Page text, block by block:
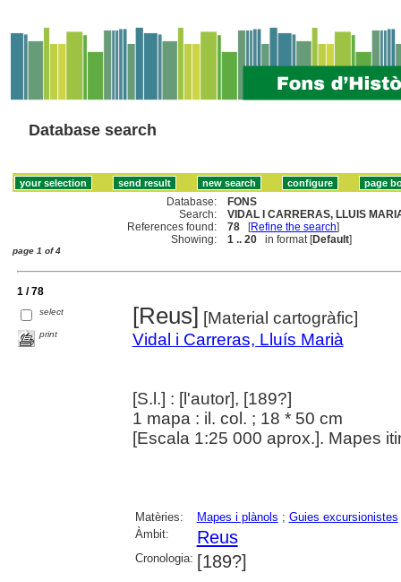
Database search
Database:
FONS
Search:
VIDAL I CARRERAS, LLUIS
References found:
78 [Refine the search]
Showing:
1 .. 20 in format [Default]
page 1 of 4
1 / 78
select
print
[Reus] [Material cartogràfic]
Vidal i Carreras, Lluís Marià
[S.l.] : [l'autor], [189?]
1 mapa : il. col. ; 18 * 50 cm
[Escala 1:25 000 aprox.]. Mapes
Matèries: Mapes i plànols ; Guies excursionistes
Àmbit:
Reus
Cronologia: [189?]